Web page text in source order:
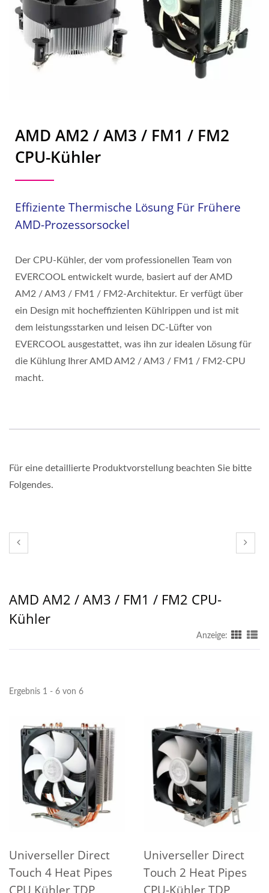
AMD AM2 / AM3 / FM1 / FM2
CPU-Kühler
Effiziente Thermische Lösung Für Frühere
AMD-Prozessorsockel
Der CPU-Kühler, der vom professionellen Team von
EVERCOOL entwickelt wurde, basiert auf der AMD
AM2 / AM3 / FM1 / FM2-Architektur. Er verfügt über
ein Design mit hocheffizienten Kühlrippen und ist mit
dem leistungsstarken und leisen DC-Lüfter von
EVERCOOL ausgestattet, was ihn zur idealen Lösung für
die Kühlung Ihrer AMD AM2 / AM3 / FM1 / FM2-CPU
macht.
Für eine detaillierte Produktvorstellung beachten Sie bitte
Folgendes.
AMD AM2 / AM3 / FM1 / FM2 CPU-
Kühler
Anzeige:
Ergebnis 1 - 6 von 6
Universeller Direct
Touch 4 Heat Pipes
Universeller Direct
Touch 2 Heat Pipes